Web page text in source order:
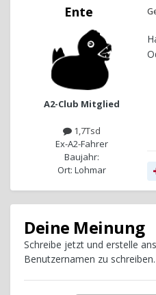
Ente
A2-Club Mitglied
1,7Tsd
Ex-A2-Fahrer
Baujahr:
Ort: Lohmar
Deine Meinung
Schreibe jetzt und erstelle
Benutzernamen zu schreiben.